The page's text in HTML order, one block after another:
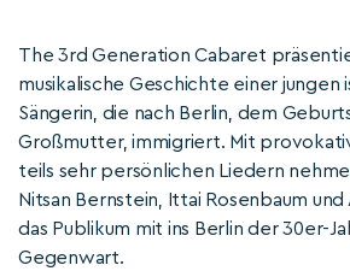
The 3rd Generation Cabaret
musikalische Geschichte einer jungen
Sängerin, die nach Berlin, dem
Großmutter, immigriert. Mit
teils sehr persönlichen Liedern
Nitsan Bernstein, Ittai Rosenbaum
das Publikum mit ins Berlin der 30er-
Gegenwart.